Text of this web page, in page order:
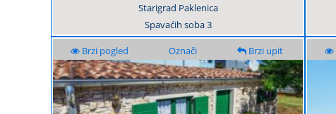
Starigrad Paklenica
Spavaćih soba3
Brzi pogled Označi Brzi upit